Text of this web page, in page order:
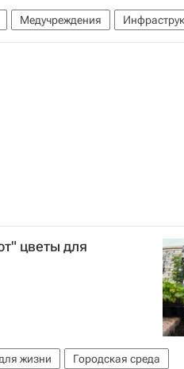
Медучреждения
цветы для
жизни
Городская среда